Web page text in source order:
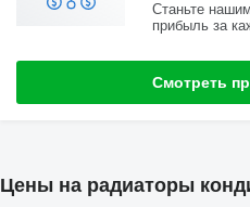
Станьте
прибыль за
Смотреть
Цены на радиаторы